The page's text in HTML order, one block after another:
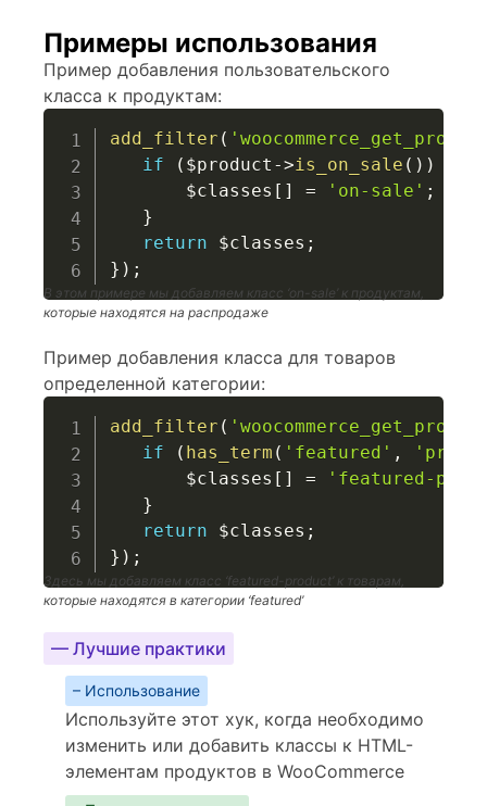
Примеры использования
Пример добавления пользовательского
класса к продуктам:
add_filter (
if
( $product ->is_on_sale ( ) )
$classes [ ] = 'on-sale' ;
}
return
$classes ;
} ) ;
В этом примере мы добавляем класс ‘on-sale’ к продуктам,
которые находятся на распродаже
Пример добавления класса для товаров
определенной категории:
add_filter (
if
( has_term ( 'featured' ,
$classes [ ] =
'featured-
}
return
$classes ;
} ) ;
Здесь мы добавляем класс ‘featured-product’ к товарам,
которые находятся в категории ‘featured’
— Лучшие практики
– Использование
Используйте этот хук, когда необходимо
изменить или добавить классы к HTML-
элементам продуктов в WooCommerce